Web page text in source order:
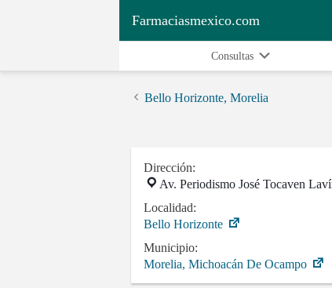
Farmaciasmexico.com
Consultas
Bello Horizonte, Morelia
Dirección:
Av. Periodismo José Tocaven
Localidad:
Bello Horizonte
Municipio:
Morelia, Michoacán De Ocampo